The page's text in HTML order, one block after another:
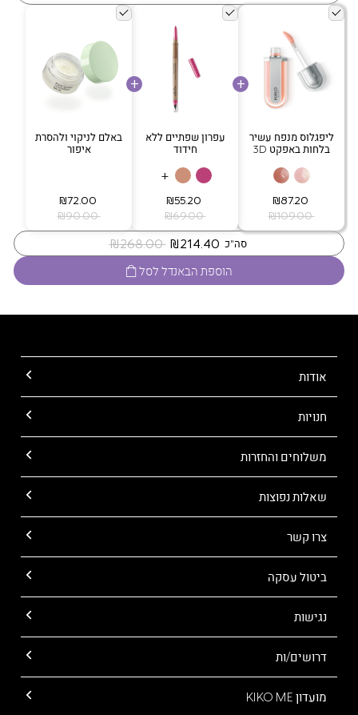
ליפגלוס מנפח עשיר
בלחות באפקט 3D
‏ ₪109.00
עפרון שפתיים ללא
חידוד
+
‏ ₪69.00
באלם לניקוי ולהסרת
איפור
‏ ₪90.00
סה"כ ‏ ₪268.00
הוספת הבאנדל לסל
אודות
חנויות
משלוחים והחזרות
שאלות נפוצות
צרו קשר
ביטול עסקה
נגישות
דרושים/ות
מועדון KIKO ME